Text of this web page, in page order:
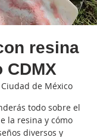
resina
CDMX
Ciudad de México
todo sobre el
la resina y cómo
diversos y